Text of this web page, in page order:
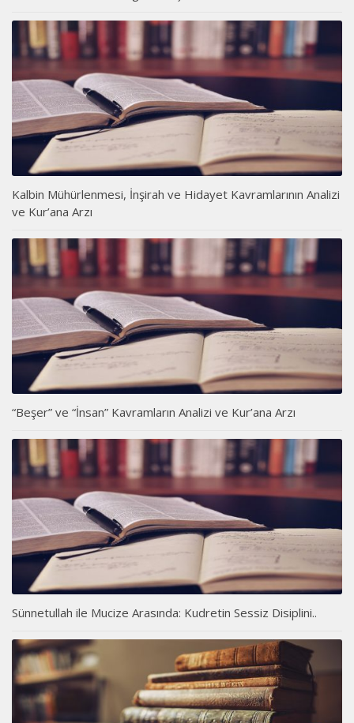
Kalbin Mühürlenmesi, İnşirah ve Hidayet Kavramlarının Analizi
ve Kur’ana Arzı
“Beşer” ve “İnsan” Kavramların Analizi ve Kur’ana Arzı
Sünnetullah ile Mucize Arasında: Kudretin Sessiz Disiplini..